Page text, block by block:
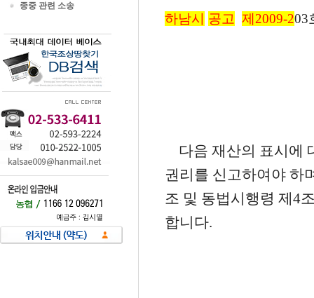
종중 관련 소송
하남시 공고 제2009-203
다음 재산의 표시에
권리를 신고하여야 하
조 및 동법시행령 제4
합니다.